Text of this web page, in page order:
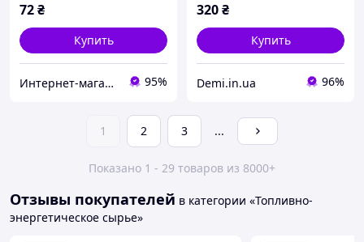
72₴
Купить
Интернет-магазин "RADIOMART" 95%
320₴
Купить
Demi.in.ua 96%
1 2 3 ...
Показано 1 - 29 товаров из 8000+
Отзывы покупателей в категории «Топливно-
энергетическое сырье»